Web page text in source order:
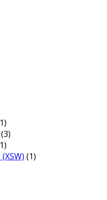
(3)
(1)